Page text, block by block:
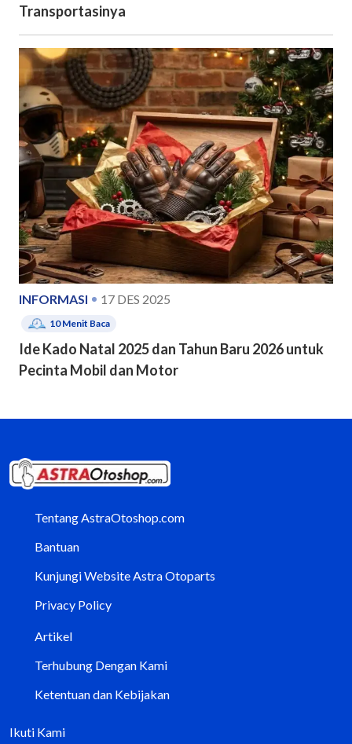
Transportasinya
INFORMASI 17 DES 2025
10Menit Baca
Ide Kado Natal 2025 dan Tahun Baru 2026 untuk
Pecinta Mobil dan Motor
Tentang AstraOtoshop.com
Bantuan
Kunjungi Website Astra Otoparts
Privacy Policy
Artikel
Terhubung Dengan Kami
Ketentuan dan Kebijakan
Ikuti Kami